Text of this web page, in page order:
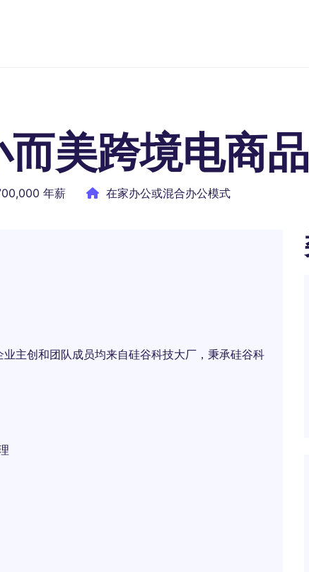
美跨境电商
年薪 在家办公或混合办公模式
主创和团队成员均来自硅谷科技大厂，秉承硅谷科